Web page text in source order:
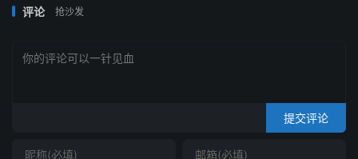
评论 抢沙发
提交评论